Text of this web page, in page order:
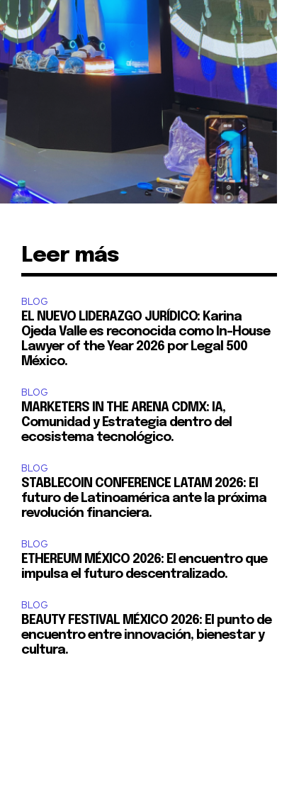
Leer más
BLOG
EL NUEVO LIDERAZGO JURÍDICO: Karina
Ojeda Valle es reconocida como In-House
Lawyer of the Year 2026 por Legal 500
México.
BLOG
MARKETERS IN THE ARENA CDMX: IA,
Comunidad y Estrategia dentro del
ecosistema tecnológico.
BLOG
STABLECOIN CONFERENCE LATAM 2026: El
futuro de Latinoamérica ante la próxima
revolución financiera.
BLOG
ETHEREUM MÉXICO 2026: El encuentro que
impulsa el futuro descentralizado.
BLOG
BEAUTY FESTIVAL MÉXICO 2026: El punto de
encuentro entre innovación, bienestar y
cultura.